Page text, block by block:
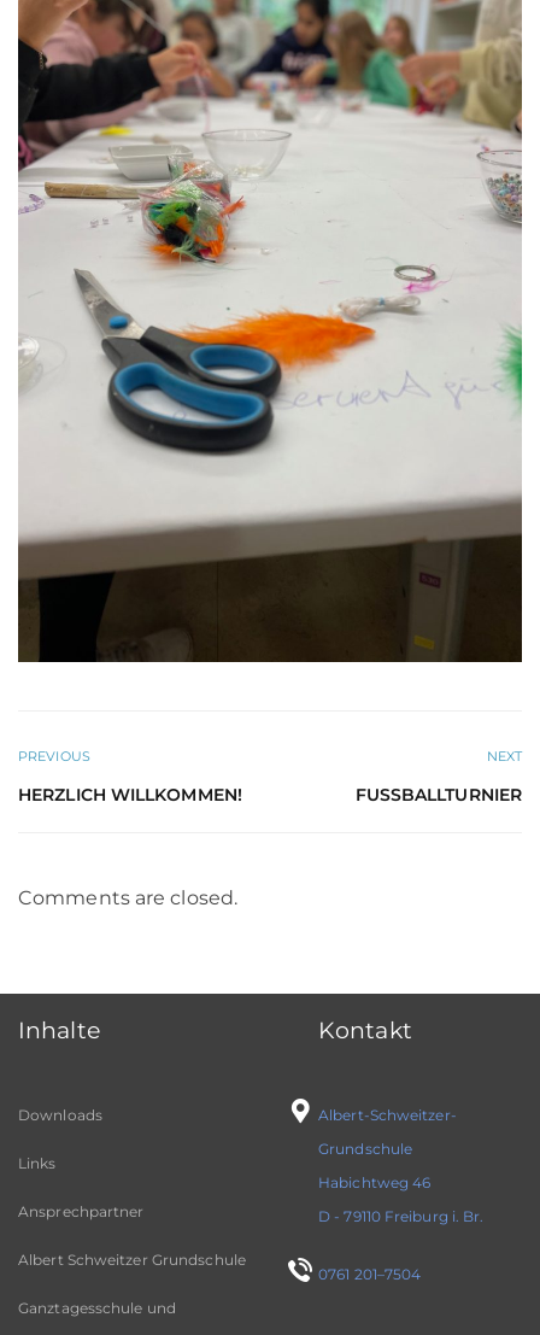
PREVIOUS
HERZLICH WILLKOMMEN!
NEXT
FUSSBALLTURNIER
Comments are closed.
Inhalte
Downloads
Links
Ansprechpartner
Albert Schweitzer Grundschule
Ganztagesschule und
Kontakt
Albert-Schweitzer-
Grundschule
Habichtweg 46
D - 79110 Freiburg i. Br.
0761 201–7504